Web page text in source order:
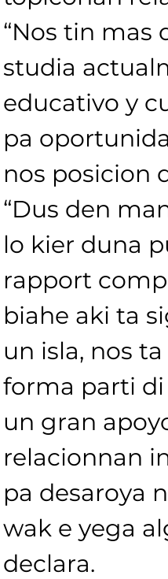
“Nos tin mas
studia
educativo y
pa
nos posicion
“Dus den
lo kier duna
rapport
biahe aki ta
un isla, nos
forma parti
un gran
relacionnan
pa desaroya
wak e yega
declara.